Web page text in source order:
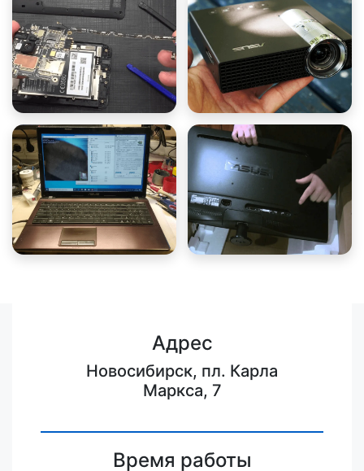
Адрес
Новосибирск, пл. Карла
Маркса, 7
Время работы